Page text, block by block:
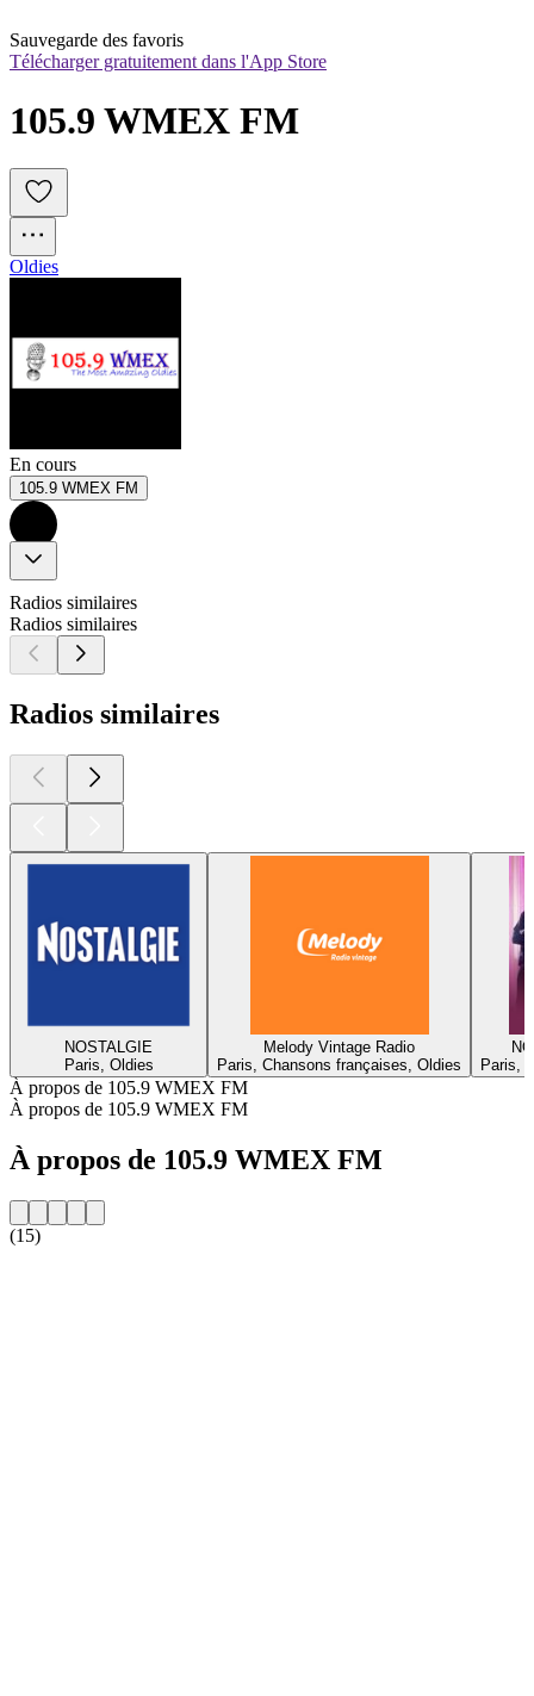
Sauvegarde des favoris
Télécharger gratuitement dans l'App Store
105.9 WMEX FM
Oldies
En cours
105.9 WMEX FM
Radios similaires
Radios similaires
Radios similaires
NOSTALGIE
Paris, Oldies
Melody Vintage Radio
Paris, Chansons françaises, Oldies
Paris,
À propos de 105.9 WMEX FM
À propos de 105.9 WMEX FM
À propos de 105.9 WMEX FM
(15)